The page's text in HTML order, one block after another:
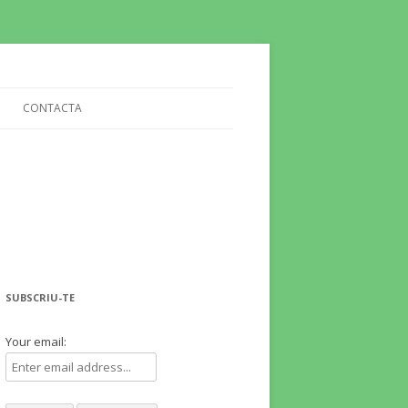
CONTACTA
SUBSCRIU-TE
Your email: